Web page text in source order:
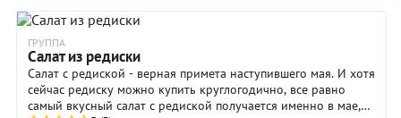
таратор —
отличная
замена
ГРУППА
Салат из редиски
Салат с редиской - верная примета наступившего мая. И хотя
сейчас редиску можно купить круглогодично, все равно
самый вкусный салат с редиской получается именно в мае,